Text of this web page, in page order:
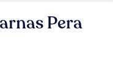
Pera